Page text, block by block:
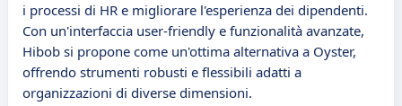
i processi di HR e migliorare l'esperienza dei dipendenti.
Con un'interfaccia user-friendly e funzionalità avanzate,
Hibob si propone come un'ottima alternativa a Oyster,
offrendo strumenti robusti e flessibili adatti a
organizzazioni di diverse dimensioni.